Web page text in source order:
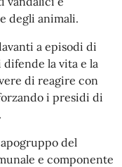
degli animali.
a episodi di
la vita e la
di reagire con
i presidi di
del
e componente